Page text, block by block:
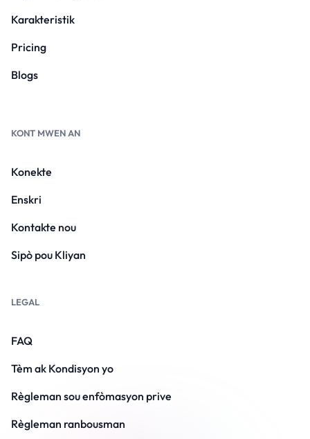
Karakteristik
Pricing
Blogs
KONT MWEN AN
Konekte
Enskri
Kontakte nou
Sipò pou Kliyan
LEGAL
FAQ
Tèm ak Kondisyon yo
Règleman sou enfòmasyon prive
Règleman ranbousman